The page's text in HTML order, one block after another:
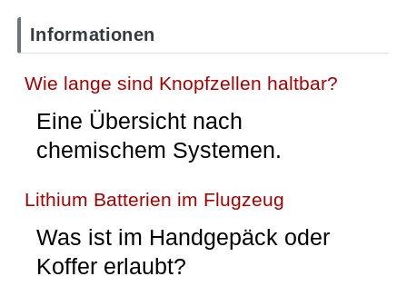
Informationen
Wie lange sind Knopfzellen haltbar?
Eine Übersicht nach
chemischem Systemen.
Lithium Batterien im Flugzeug
Was ist im Handgepäck oder
Koffer erlaubt?